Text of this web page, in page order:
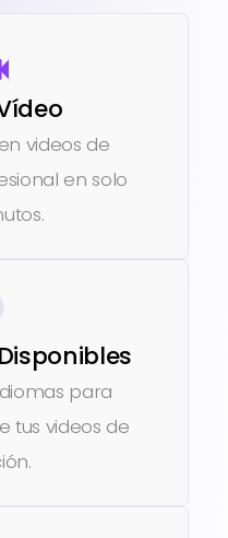
videos de
en solo
para
tus videos de